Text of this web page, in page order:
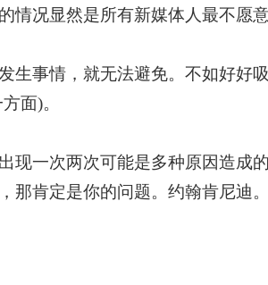
情况显然是所有新媒体人最不愿意
生事情，就无法避免。不如好好
面)。
现一次两次可能是多种原因造成
那肯定是你的问题。约翰肯尼迪。